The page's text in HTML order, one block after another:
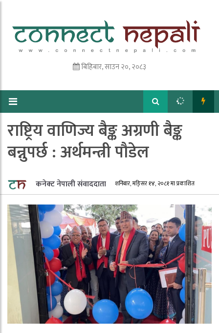
बिहिबार, साउन २०, २०८३
राष्ट्रिय वाणिज्य बैङ्क अग्रणी बैङ्क
बन्नुपर्छ : अर्थमन्त्री पौडेल
कनेक्ट नेपाली संवाददाता शनिबार, मङि्सर १४, २०८१ मा प्रकाशित